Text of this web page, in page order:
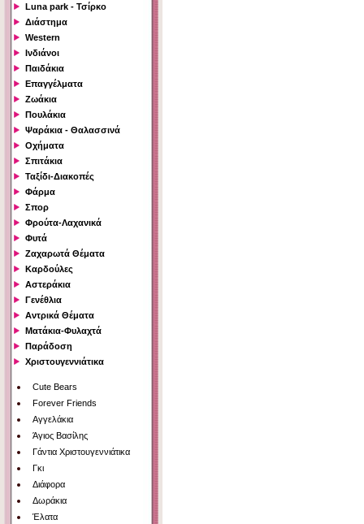
Luna park - Τσίρκο
Διάστημα
Western
Ινδιάνοι
Παιδάκια
Επαγγέλματα
Ζωάκια
Πουλάκια
Ψαράκια - Θαλασσινά
Οχήματα
Σπιτάκια
Ταξίδι-Διακοπές
Φάρμα
Σπορ
Φρούτα-Λαχανικά
Φυτά
Ζαχαρωτά Θέματα
Καρδούλες
Αστεράκια
Γενέθλια
Αντρικά Θέματα
Ματάκια-Φυλαχτά
Παράδοση
Χριστουγεννιάτικα
Cute Bears
Forever Friends
Αγγελάκια
Άγιος Βασίλης
Γάντια Χριστουγεννιάτικα
Γκι
Διάφορα
Δωράκια
Έλατα